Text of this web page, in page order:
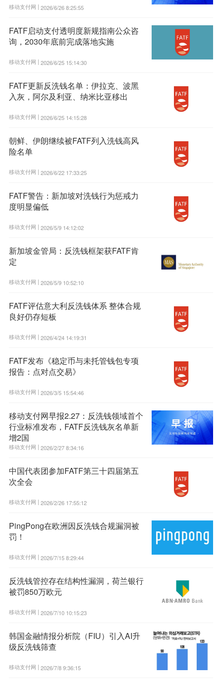
移动支付网 | 2026/6/26 8:25:55
FATF启动支付透明度新规指南公众咨
询，2030年底前完成落地实施
移动支付网 | 2026/6/25 15:14:30
FATF更新反洗钱名单：伊拉克、波黑
入灰，阿尔及利亚、纳米比亚移出
移动支付网 | 2026/6/25 14:15:28
朝鲜、伊朗继续被FATF列入洗钱高风
险名单
移动支付网 | 2026/6/22 17:33:25
FATF警告：新加坡对洗钱行为惩戒力
度明显偏低
移动支付网 | 2026/5/9 14:12:02
新加坡金管局：反洗钱框架获FATF肯
定
移动支付网 | 2026/5/9 10:52:10
FATF评估意大利反洗钱体系 整体合规
良好仍存短板
移动支付网 | 2026/4/24 14:19:31
FATF发布《稳定币与未托管钱包专项
报告：点对点交易》
移动支付网 | 2026/3/5 15:54:46
移动支付网早报2.27：反洗钱领域首个
行业标准发布，FATF反洗钱灰名单新
增2国
移动支付网 | 2026/2/27 8:34:16
中国代表团参加FATF第三十四届第五
次全会
移动支付网 | 2026/2/26 17:55:12
PingPong在欧洲因反洗钱合规漏洞被
罚！
移动支付网 | 2026/7/15 8:29:44
反洗钱管控存在结构性漏洞，荷兰银行
被罚850万欧元
移动支付网 | 2026/7/10 10:15:23
韩国金融情报分析院（FIU）引入AI升
级反洗钱筛查
移动支付网 | 2026/7/8 9:36:15